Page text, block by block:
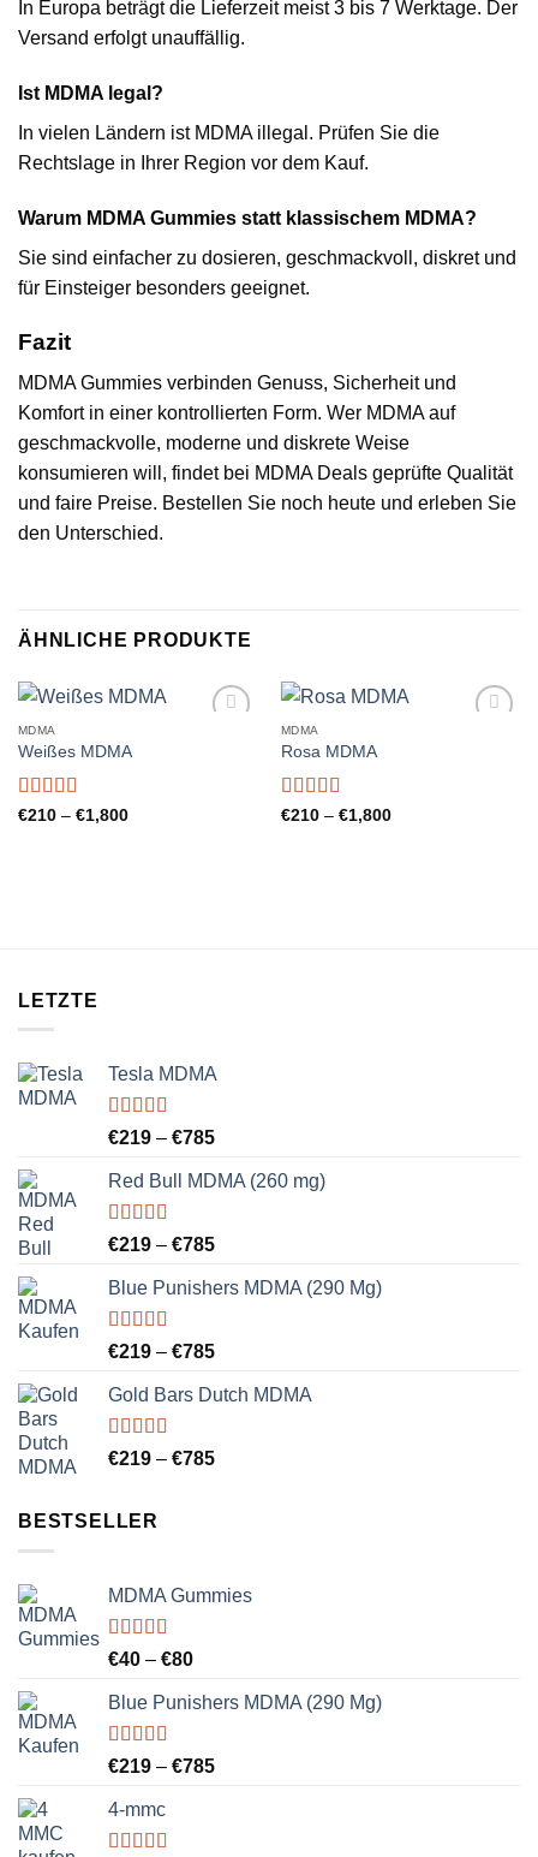
In Europa beträgt die Lieferzeit meist 3 bis 7 Werktage. Der
Versand erfolgt unauffällig.
Ist MDMA legal?
In vielen Ländern ist MDMA illegal. Prüfen Sie die
Rechtslage in Ihrer Region vor dem Kauf.
Warum MDMA Gummies statt klassischem MDMA?
Sie sind einfacher zu dosieren, geschmackvoll, diskret und
für Einsteiger besonders geeignet.
Fazit
MDMA Gummies verbinden Genuss, Sicherheit und
Komfort in einer kontrollierten Form. Wer MDMA auf
geschmackvolle, moderne und diskrete Weise
konsumieren will, findet bei MDMA Deals geprüfte Qualität
und faire Preise. Bestellen Sie noch heute und erleben Sie
den Unterschied.
ÄHNLICHE PRODUKTE
MDMA
Weißes MDMA
Bewertet
€210 – €1,800Preisspanne:
MDMA
Rosa MDMA
Bewertet
€210 – €1,800Preisspanne:
LETZTE
Tesla MDMA
Bewertet
von 5
€219 – €785Preisspanne:
bis
Red Bull MDMA (260 mg)
Bewertet
5
€219 – €785Preisspanne:
bis
Blue Punishers MDMA (290 Mg)
Bewertet
5
€219 – €785Preisspanne:
bis
Gold Bars Dutch MDMA
Bewertet
€219 – €785Preisspanne:
BESTSELLER
MDMA Gummies
Bewertet
von 5
€40 – €80Preisspanne:
bis
Blue Punishers MDMA (290 Mg)
Bewertet
5
€219 – €785Preisspanne:
4-mmc